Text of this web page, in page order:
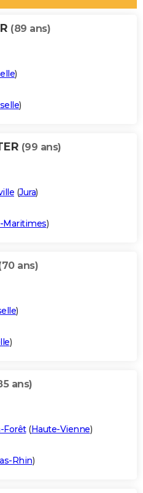
(89 ans)
)
)
(99 ans)
(Jura)
Maritimes)
ans)
)
)
ans)
Forêt(Haute-Vienne)
Rhin)